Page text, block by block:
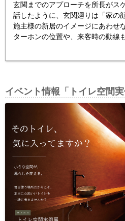
玄関までのアプローチを所長がス
話したように、玄関廻りは「家の
施主様の新居のイメージにあわせ
ターホンの位置や、来客時の動線
イベント情報「トイレ空間実